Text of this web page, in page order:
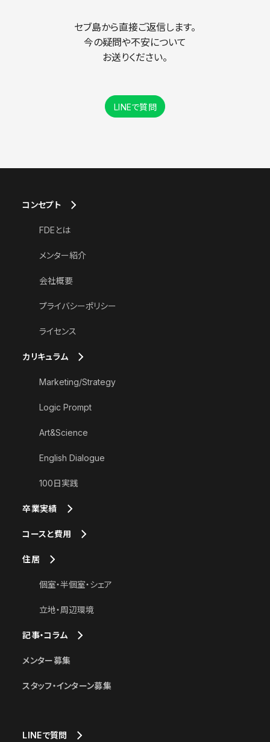
セブ島から直接ご返信します。
今の疑問や不安について
お送りください。
LINEで質問
コンセプト
FDEとは
メンター紹介
会社概要
プライバシーポリシー
ライセンス
カリキュラム
Marketing/Strategy
Logic Prompt
Art&Science
English Dialogue
100日実践
卒業実績
コースと費用
住居
個室・半個室・シェア
立地・周辺環境
記事・コラム
メンター募集
スタッフ・インターン募集
LINEで質問